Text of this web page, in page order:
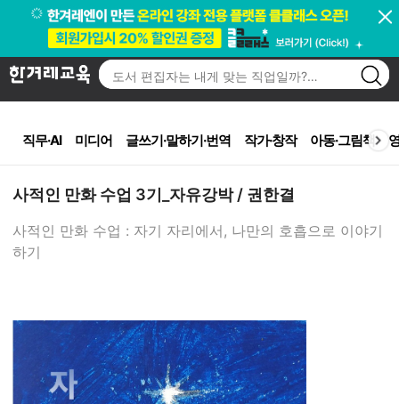
직무·AI 미디어 글쓰기·말하기·번역 작가·창작 아동·그림책
사적인 만화 수업 3기_자유강박 / 권한결
사적인 만화 수업 : 자기 자리에서, 나만의 호흡으로 이야기
하기